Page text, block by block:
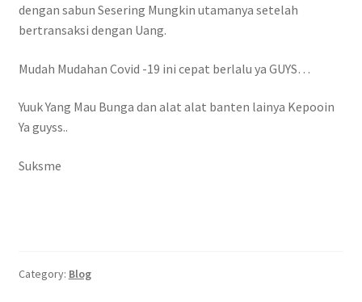
dengan sabun Sesering Mungkin utamanya setelah
bertransaksi dengan Uang.
Mudah Mudahan Covid -19 ini cepat berlalu ya GUYS…
Yuuk Yang Mau Bunga dan alat alat banten lainya Kepooin
Ya guyss..
Suksme
Category: Blog